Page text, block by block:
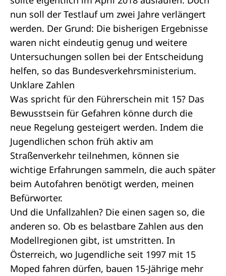
nun soll der Testlauf um zwei Jahre verlängert
werden. Der Grund: Die bisherigen Ergebnisse
waren nicht eindeutig genug und weitere
Untersuchungen sollen bei der Entscheidung
helfen, so das Bundesverkehrsministerium.
Unklare Zahlen
Was spricht für den Führerschein mit 15? Das
Bewusstsein für Gefahren könne durch die
neue Regelung gesteigert werden. Indem die
Jugendlichen schon früh aktiv am
Straßenverkehr teilnehmen, können sie
wichtige Erfahrungen sammeln, die auch später
beim Autofahren benötigt werden, meinen
Befürworter.
Und die Unfallzahlen? Die einen sagen so, die
anderen so. Ob es belastbare Zahlen aus den
Modellregionen gibt, ist umstritten. In
Österreich, wo Jugendliche seit 1997 mit 15
Moped fahren dürfen, bauen 15-Jährige mehr